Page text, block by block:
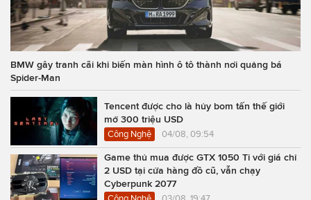
BMW gây tranh cãi khi biến màn hình ô tô thành nơi quảng bá
Spider-Man
Tencent được cho là hủy bom tấn thế giới
mở 300 triệu USD
Công Nghệ 04/08, 09:54
Game thủ mua được GTX 1050 Ti với giá chỉ
2 USD tại cửa hàng đồ cũ, vẫn chạy
Cyberpunk 2077